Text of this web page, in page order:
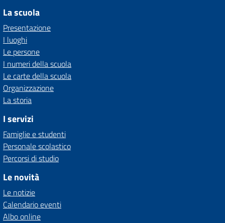
La scuola
Presentazione
I luoghi
Le persone
I numeri della scuola
Le carte della scuola
Organizzazione
La storia
I servizi
Famiglie e studenti
Personale scolastico
Percorsi di studio
Le novità
Le notizie
Calendario eventi
Albo online